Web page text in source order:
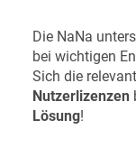
Die NaNa
bei wichtigen
Sich die
Nutzerlizenzen
Lösung!